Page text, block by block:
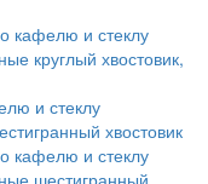
кафелю и стеклу
круглый хвостовик,
и стеклу
хвостовик
кафелю и стеклу
шестигранный